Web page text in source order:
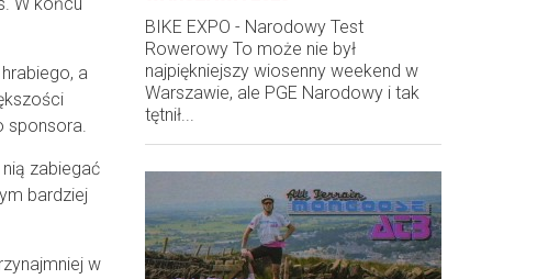
W końcu
a
sponsora.
zabiegać
bardziej
w
BIKE EXPO - Narodowy Test
Rowerowy To może nie był
najpiękniejszy wiosenny weekend w
Warszawie, ale PGE Narodowy i tak
tętnił...